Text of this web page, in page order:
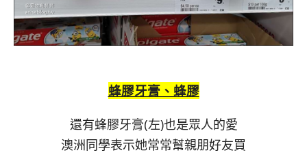
蜂膠牙膏、蜂膠
還有蜂膠牙膏(左)也是眾人的愛
澳洲同學表示她常常幫親朋好友買